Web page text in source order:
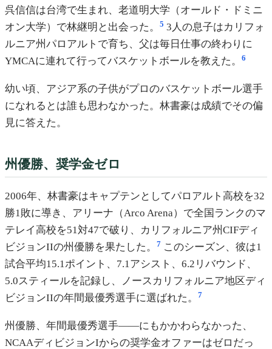
呉信信は台湾で生まれ、老道明大学（オールド・ドミニ
オン大学）で林継明と出会った。
5 3人の息子はカリフォ
ルニア州パロアルトで育ち、父は毎日仕事の終わりに
YMCAに連れて行ってバスケットボールを教えた。
6
幼い頃、アジア系の子供がプロのバスケットボール選手
になれるとは誰も思わなかった。林書豪は成績でその偏
見に答えた。
州優勝、奨学金ゼロ
2006年、林書豪はキャプテンとしてパロアルト高校を32
勝1敗に導き、アリーナ（Arco Arena）で全国ランクのマ
テレイ高校を51対47で破り、カリフォルニア州CIFディ
ビジョンIIの州優勝を果たした。
7 このシーズン、彼は1
試合平均15.1ポイント、7.1アシスト、6.2リバウンド、
5.0スティールを記録し、ノースカリフォルニア地区ディ
ビジョンIIの年間最優秀選手に選ばれた。
7
州優勝、年間最優秀選手——にもかかわらなかった、
NCAAディビジョンIからの奨学金オファーはゼロだっ